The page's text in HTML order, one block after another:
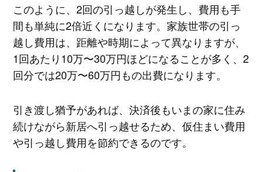
このように、2回の引っ越しが発生し、費用も手
間も単純に2倍近くになります。家族世帯の引っ
越し費用は、距離や時期によって異なりますが、
1回あたり10万〜30万円ほどになることが多く、2
回分では20万〜60万円もの出費になります。
引き渡し猶予があれば、決済後もいまの家に住み
続けながら新居へ引っ越せるため、仮住まい費用
や引っ越し費用を節約できるのです。